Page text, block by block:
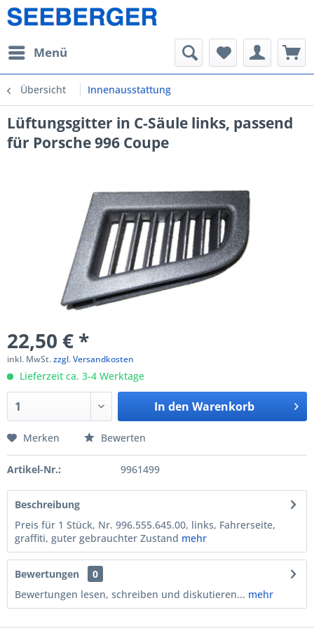
Menü
Übersicht Innenausstattung
Lüftungsgitter in C-Säule links, passend
für Porsche 996 Coupe
22,50 € *
inkl. MwSt.zzgl. Versandkosten
Lieferzeit ca. 3-4 Werktage
In den Warenkorb
Merken Bewerten
Artikel-Nr.: 9961499
Beschreibung
Preis für 1 Stück, Nr. 996.555.645.00, links, Fahrerseite,
graffiti, guter gebrauchter Zustand mehr
Bewertungen
0
Bewertungen lesen, schreiben und diskutieren... mehr